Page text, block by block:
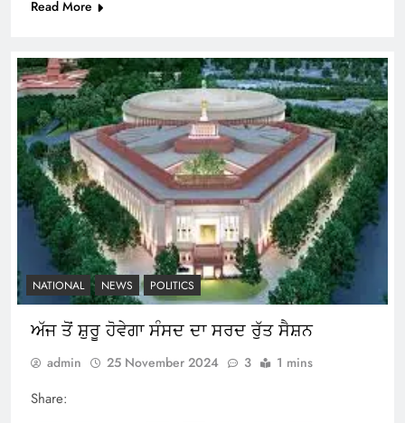
Read More
NATIONAL NEWS POLITICS
ਅੱਜ ਤੋਂ ਸ਼ੁਰੂ ਹੋਵੇਗਾ ਸੰਸਦ ਦਾ ਸਰਦ ਰੁੱਤ ਸੈਸ਼ਨ
admin 25 November 2024 3 1 mins
Share: